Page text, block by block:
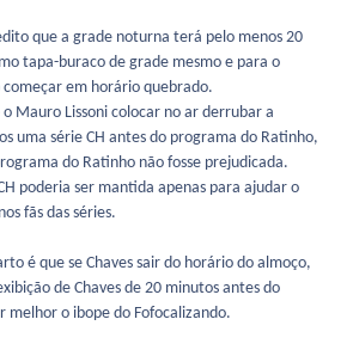
que a grade noturna terá pelo menos 20
tapa-buraco de grade mesmo e para o
em horário quebrado.
Mauro Lissoni colocar no ar derrubar a
uma série CH antes do programa do Ratinho,
do Ratinho não fosse prejudicada.
poderia ser mantida apenas para ajudar o
fãs das séries.
é que se Chaves sair do horário do almoço,
de Chaves de 20 minutos antes do
melhor o ibope do Fofocalizando.